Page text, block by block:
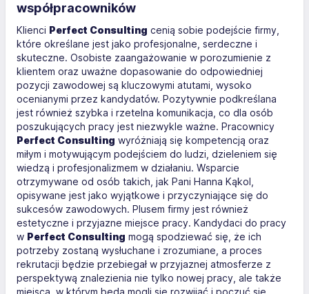
współpracowników
Klienci Perfect Consulting cenią sobie podejście firmy,
które określane jest jako profesjonalne, serdeczne i
skuteczne. Osobiste zaangażowanie w porozumienie z
klientem oraz uważne dopasowanie do odpowiedniej
pozycji zawodowej są kluczowymi atutami, wysoko
ocenianymi przez kandydatów. Pozytywnie podkreślana
jest również szybka i rzetelna komunikacja, co dla osób
poszukujących pracy jest niezwykle ważne. Pracownicy
Perfect Consulting wyróżniają się kompetencją oraz
miłym i motywującym podejściem do ludzi, dzieleniem się
wiedzą i profesjonalizmem w działaniu. Wsparcie
otrzymywane od osób takich, jak Pani Hanna Kąkol,
opisywane jest jako wyjątkowe i przyczyniające się do
sukcesów zawodowych. Plusem firmy jest również
estetyczne i przyjazne miejsce pracy. Kandydaci do pracy
w Perfect Consulting mogą spodziewać się, że ich
potrzeby zostaną wysłuchane i zrozumiane, a proces
rekrutacji będzie przebiegał w przyjaznej atmosferze z
perspektywą znalezienia nie tylko nowej pracy, ale także
miejsca, w którym będą mogli się rozwijać i poczuć się